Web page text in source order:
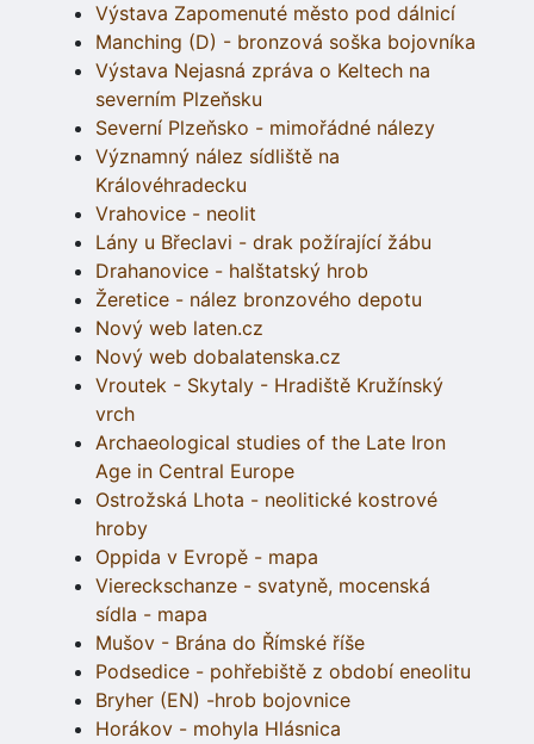
Výstava Zapomenuté město pod dálnicí
Manching (D) - bronzová soška bojovníka
Výstava Nejasná zpráva o Keltech na
severním Plzeňsku
Severní Plzeňsko - mimořádné nálezy
Významný nález sídliště na
Královéhradecku
Vrahovice - neolit
Lány u Břeclavi - drak požírající žábu
Drahanovice - halštatský hrob
Žeretice - nález bronzového depotu
Nový web laten.cz
Nový web dobalatenska.cz
Vroutek - Skytaly - Hradiště Kružínský
vrch
Archaeological studies of the Late Iron
Age in Central Europe
Ostrožská Lhota - neolitické kostrové
hroby
Oppida v Evropě - mapa
Viereckschanze - svatyně, mocenská
sídla - mapa
Mušov - Brána do Římské říše
Podsedice - pohřebiště z období eneolitu
Bryher (EN) -hrob bojovnice
Horákov - mohyla Hlásnica